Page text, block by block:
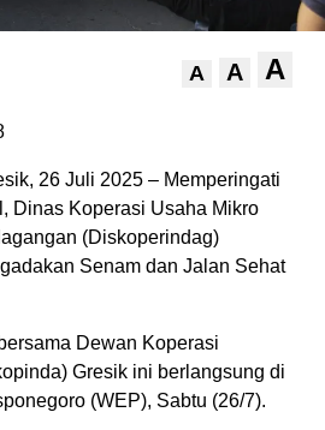
A A A
26 Juli 2025 – Memperingati
Dinas Koperasi Usaha Mikro
(Diskoperindag)
Senam dan Jalan Sehat
Dewan Koperasi
Gresik ini berlangsung di
(WEP), Sabtu (26/7).